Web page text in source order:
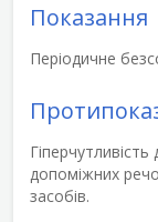
Показання
Періодичне
допоміжних
засобів.